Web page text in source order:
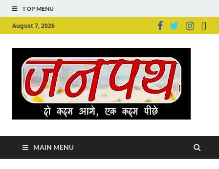
TOP MENU
August 7, 2026
MAIN MENU